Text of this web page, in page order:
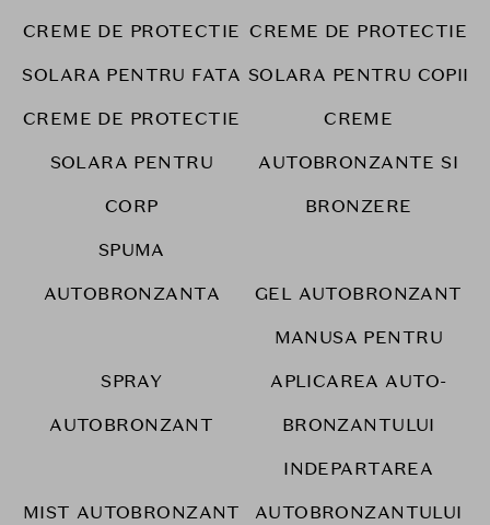
CREME DE PROTECTIE
SOLARA PENTRU FATA
CREME DE PROTECTIE
SOLARA PENTRU COPII
CREME DE PROTECTIE
SOLARA PENTRU
CORP
CREME
AUTOBRONZANTE SI
BRONZERE
SPUMA
AUTOBRONZANTA
GEL AUTOBRONZANT
SPRAY
AUTOBRONZANT
MANUSA PENTRU
APLICAREA AUTO-
BRONZANTULUI
MIST AUTOBRONZANT
INDEPARTAREA
AUTOBRONZANTULUI